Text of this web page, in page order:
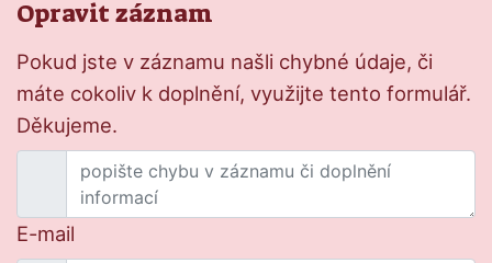
Opravit záznam
Pokud jste v záznamu našli chybné údaje, či
máte cokoliv k doplnění, využijte tento formulář.
Děkujeme.
E-mail